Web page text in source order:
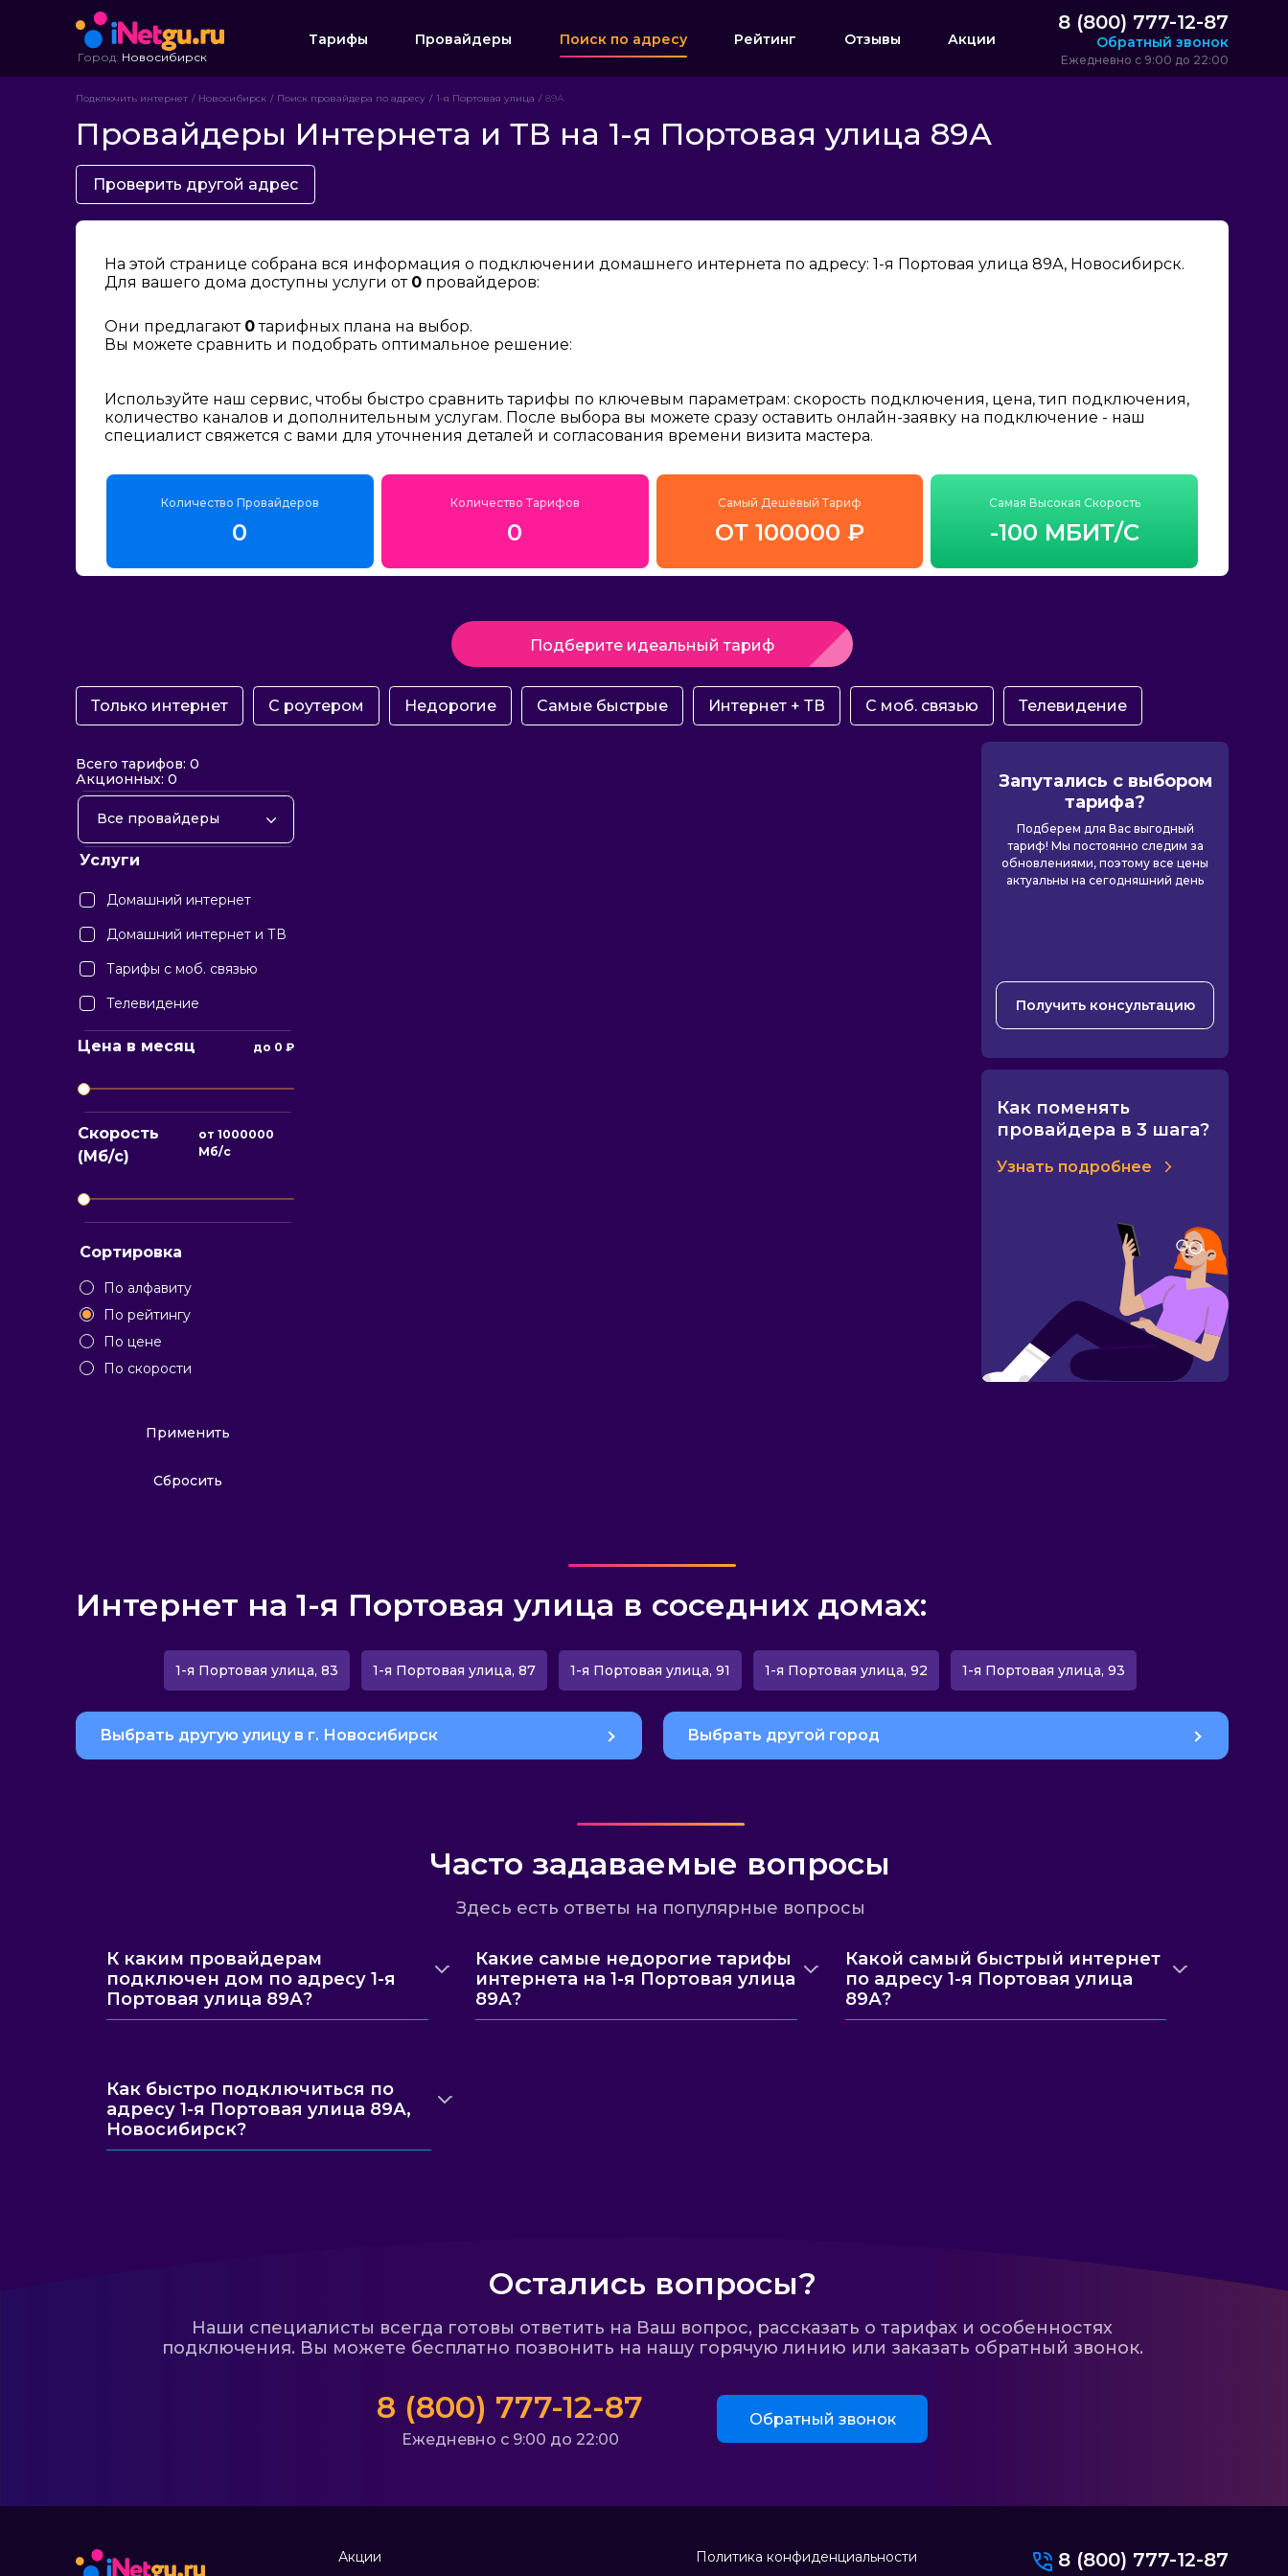
Город: Новосибирск
Тарифы Провайдеры Поиск по адресу Рейтинг Отзывы Акции
8 (800) 777-12-87
Обратный звонок
Ежедневно с 9:00 до 22:00
Подключить интернет Новосибирск Поиск провайдера по адресу 1-я Портовая улица 89А
Провайдеры Интернета и ТВ на 1-я Портовая улица 89А
Проверить другой адрес
На этой странице собрана вся информация о подключении домашнего интернета по адресу: 1-я Портовая улица 89А, Новосибирск.
Для вашего дома доступны услуги от 0 провайдеров:
Они предлагают 0тарифных плана на выбор.
Вы можете сравнить и подобрать оптимальное решение:
Используйте наш сервис, чтобы быстро сравнить тарифы по ключевым параметрам: скорость подключения, цена, тип подключения,
количество каналов и дополнительным услугам. После выбора вы можете сразу оставить онлайн-заявку на подключение - наш
специалист свяжется с вами для уточнения деталей и согласования времени визита мастера.
Количество Провайдеров
0
Количество Тарифов
0
Самый Дешёвый Тариф
ОТ 100000 ₽
Самая Высокая Скорость
-100 МБИТ/С
Подберите идеальный тариф
Только интернет С роутером Недорогие Самые быстрые Интернет + ТВ С моб. связью Телевидение
Всего тарифов: 0
Акционных: 0
Все провайдеры
Услуги
Домашний интернет
Домашний интернет и ТВ
Тарифы с моб. связью
Телевидение
Цена в месяц до 0 ₽
Скорость
(Мб/с)
от1000000
Мб/с
Сортировка
По алфавиту
По рейтингу
По цене
По скорости
Применить
Сбросить
Запутались с выбором
тарифа?
Подберем для Вас выгодный
тариф! Мы постоянно следим за
обновлениями, поэтому все цены
актуальны на сегодняшний день
Получить консультацию
Как поменять
провайдера в 3 шага?
Узнать подробнее
Интернет на 1-я Портовая улица в соседних домах:
1-я Портовая улица, 83 1-я Портовая улица, 87 1-я Портовая улица, 91 1-я Портовая улица, 92 1-я Портовая улица, 93
Выбрать другую улицу в г. Новосибирск Выбрать другой город
Часто задаваемые вопросы
Здесь есть ответы на популярные вопросы
К каким провайдерам
подключен дом по адресу 1-я
Портовая улица 89А?
Какие самые недорогие тарифы
интернета на 1-я Портовая улица
89А?
Какой самый быстрый интернет
по адресу 1-я Портовая улица
89А?
Как быстро подключиться по
адресу 1-я Портовая улица 89А,
Новосибирск?
Остались вопросы?
Наши специалисты всегда готовы ответить на Ваш вопрос, рассказать о тарифах и особенностях
подключения. Вы можете бесплатно позвонить на нашу горячую линию или заказать обратный звонок.
8 (800) 777-12-87
Ежедневно с 9:00 до 22:00
Обратный звонок
Акции Политика конфиденциальности 8 (800) 777-12-87